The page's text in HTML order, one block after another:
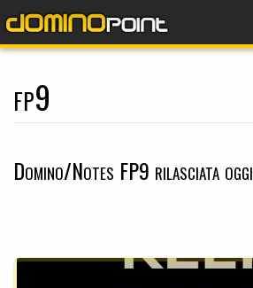
fp9
Domino/Notes FP9 rilasciata oggi